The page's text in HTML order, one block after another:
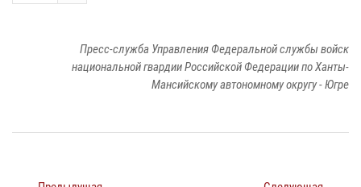
Пресс-служба Управления Федеральной службы войск
национальной гвардии Российской Федерации по Ханты-
Мансийскому автономному округу - Югре